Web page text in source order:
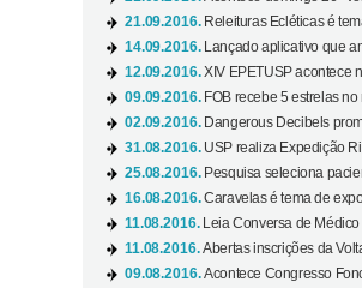
21.09.2016. Releituras Ecléticas é
14.09.2016.
Lançado aplicativo que
12.09.2016.XIV EPETUSP acontece
09.09.2016. FOB recebe 5 estrelas
02.09.2016. Dangerous Decibels
31.08.2016. USP realiza Expedição
25.08.2016. Pesquisa seleciona
16.08.2016.Caravelas é tema de
11.08.2016.
Leia Conversa de
11.08.2016.Abertas inscrições da
09.08.2016.Acontece Congresso